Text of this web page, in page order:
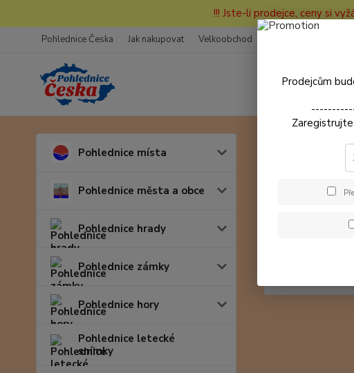
!!! Jste-li prodejce, ceny si
Pohlednice Česka Jak nakupovat Velkoobchod
Pohlednice místa
Pohlednice města a obce
Pohlednice hrady
Pohlednice zámky
Pohlednice hory
Pohlednice letecké
snímky
Prodejcům